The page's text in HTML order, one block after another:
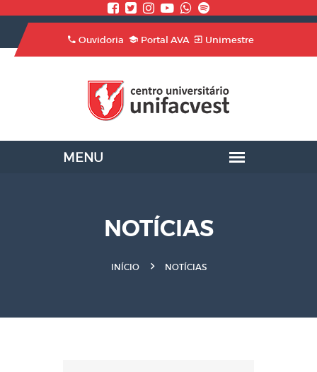
Ouvidoria Portal AVA Unimestre
NOTÍCIAS
INÍCIO NOTÍCIAS